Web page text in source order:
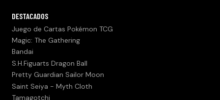
DESTACADOS
Juego de Cartas Pokémon TCG
Magic: The Gathering
Bandai
S.H.Figuarts Dragon Ball
Pretty Guardian Sailor Moon
Saint Seiya - Myth Cloth
Tamagotchi